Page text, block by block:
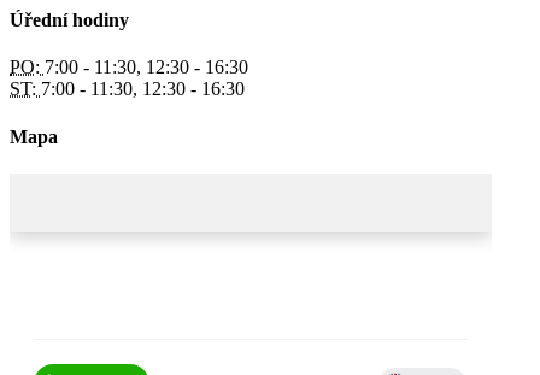
Úřední hodiny
PO: 7:00 - 11:30, 12:30 - 16:30
ST: 7:00 - 11:30, 12:30 - 16:30
Mapa